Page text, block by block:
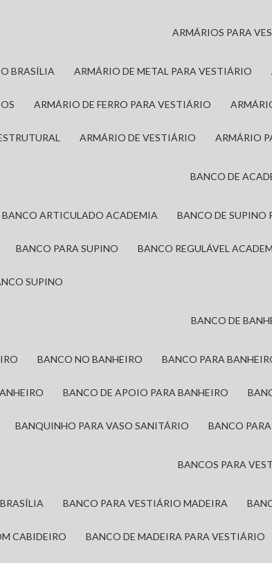
ARMÁRIOS PARA
BRASÍLIA ARMÁRIO DE METAL PARA VESTIÁRIO
ARMÁRIO DE FERRO PARA VESTIÁRIO
ARMÁRIO DE VESTIÁRIO ARMÁRIO
BANCO DE
BANCO ARTICULADO ACADEMIA BANCO DE SUPINO
BANCO PARA SUPINO BANCO REGULÁVEL
SUPINO
BANCO DE
BANCO NO BANHEIRO BANCO PARA
BANCO DE APOIO PARA BANHEIRO
BANQUINHO PARA VASO SANITÁRIO BANCO
BANCOS PARA
BANCO PARA VESTIÁRIO MADEIRA
CABIDEIRO BANCO DE MADEIRA PARA VESTIÁRIO